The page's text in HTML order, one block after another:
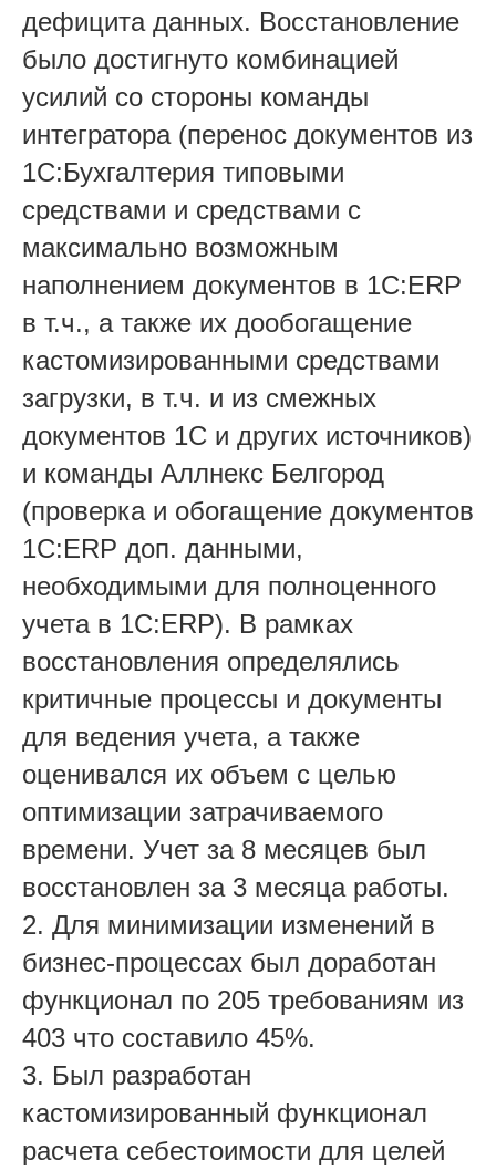
дефицита данных. Восстановление
было достигнуто комбинацией
усилий со стороны команды
интегратора (перенос документов из
1С:Бухгалтерия типовыми
средствами и средствами с
максимально возможным
наполнением документов в 1С:ERP
в т.ч., а также их дообогащение
кастомизированными средствами
загрузки, в т.ч. и из смежных
документов 1С и других источников)
и команды Аллнекс Белгород
(проверка и обогащение документов
1С:ERP доп. данными,
необходимыми для полноценного
учета в 1С:ERP). В рамках
восстановления определялись
критичные процессы и документы
для ведения учета, а также
оценивался их объем с целью
оптимизации затрачиваемого
времени. Учет за 8 месяцев был
восстановлен за 3 месяца работы.
2. Для минимизации изменений в
бизнес-процессах был доработан
функционал по 205 требованиям из
403 что составило 45%.
3. Был разработан
кастомизированный функционал
расчета себестоимости для целей